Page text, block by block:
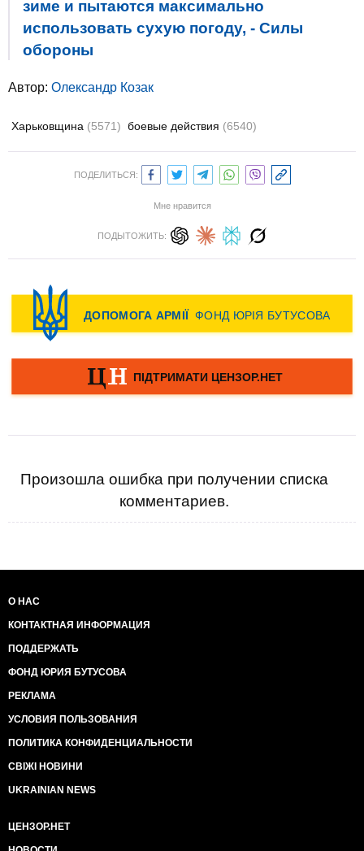
зиме и пытаются максимально
использовать сухую погоду, - Силы
обороны
Автор: Олександр Козак
Харьковщина (5571) боевые действия (6540)
ПОДЕЛИТЬСЯ:
Мне нравится
ПОДЫТОЖИТЬ:
Произошла ошибка при получении списка
комментариев.
О НАС
КОНТАКТНАЯ ИНФОРМАЦИЯ
ПОДДЕРЖАТЬ
ФОНД ЮРИЯ БУТУСОВА
РЕКЛАМА
УСЛОВИЯ ПОЛЬЗОВАНИЯ
ПОЛИТИКА КОНФИДЕНЦИАЛЬНОСТИ
СВІЖІ НОВИНИ
UKRAINIAN NEWS
ЦЕНЗОР.НЕТ